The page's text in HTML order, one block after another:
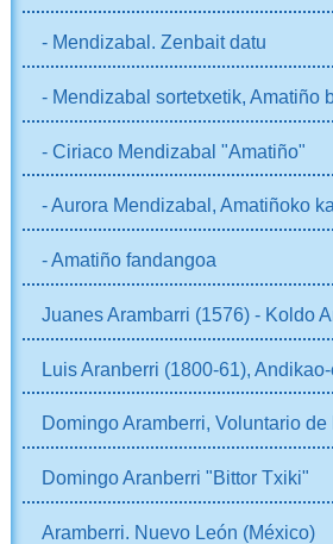
- Mendizabal. Zenbait datu
- Mendizabal sortetxetik, Amatiño
- Ciriaco Mendizabal "Amatiño"
- Aurora Mendizabal, Amatiñoko
- Amatiño fandangoa
Juanes Arambarri (1576) - Koldo
Luis Aranberri (1800-61),
Domingo Aramberri, Voluntario de
Domingo Aranberri "Bittor Txiki"
Aramberri. Nuevo León (México)